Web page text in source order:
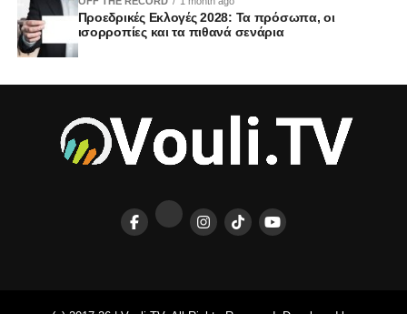
Προεδρικές Εκλογές 2028: Τα πρόσωπα, οι
ισορροπίες και τα πιθανά σενάρια